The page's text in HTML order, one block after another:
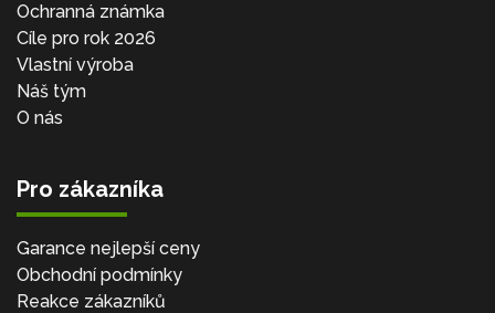
Ochranná známka
Cíle pro rok 2026
Vlastní výroba
Náš tým
O nás
Pro zákazníka
Garance nejlepší ceny
Obchodní podmínky
Reakce zákazníků